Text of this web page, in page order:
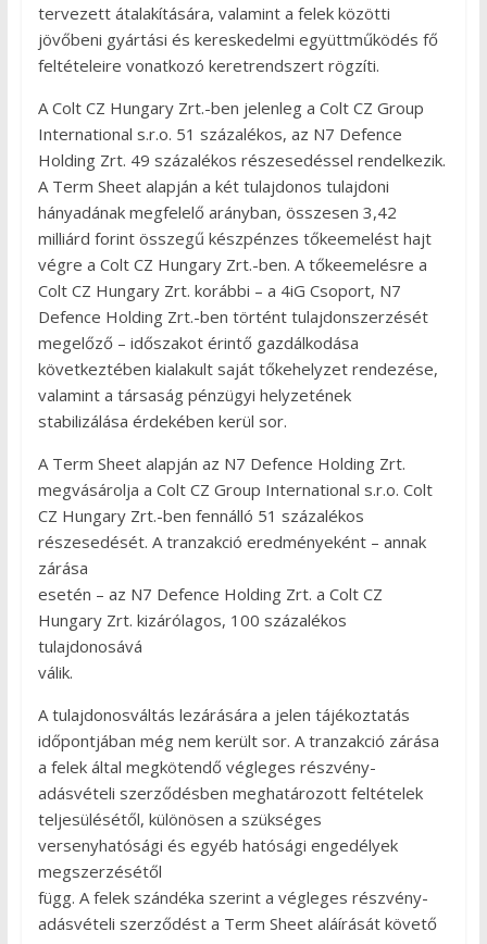
tervezett átalakítására, valamint a felek közötti
jövőbeni gyártási és kereskedelmi együttműködés fő
feltételeire vonatkozó keretrendszert rögzíti.
A Colt CZ Hungary Zrt.-ben jelenleg a Colt CZ Group
International s.r.o. 51 százalékos, az N7 Defence
Holding Zrt. 49 százalékos részesedéssel rendelkezik.
A Term Sheet alapján a két tulajdonos tulajdoni
hányadának megfelelő arányban, összesen 3,42
milliárd forint összegű készpénzes tőkeemelést hajt
végre a Colt CZ Hungary Zrt.-ben. A tőkeemelésre a
Colt CZ Hungary Zrt. korábbi – a 4iG Csoport, N7
Defence Holding Zrt.-ben történt tulajdonszerzését
megelőző – időszakot érintő gazdálkodása
következtében kialakult saját tőkehelyzet rendezése,
valamint a társaság pénzügyi helyzetének
stabilizálása érdekében kerül sor.
A Term Sheet alapján az N7 Defence Holding Zrt.
megvásárolja a Colt CZ Group International s.r.o. Colt
CZ Hungary Zrt.-ben fennálló 51 százalékos
részesedését. A tranzakció eredményeként – annak
zárása
esetén – az N7 Defence Holding Zrt. a Colt CZ
Hungary Zrt. kizárólagos, 100 százalékos
tulajdonosává
válik.
A tulajdonosváltás lezárására a jelen tájékoztatás
időpontjában még nem került sor. A tranzakció zárása
a felek által megkötendő végleges részvény-
adásvételi szerződésben meghatározott feltételek
teljesülésétől, különösen a szükséges
versenyhatósági és egyéb hatósági engedélyek
megszerzésétől
függ. A felek szándéka szerint a végleges részvény-
adásvételi szerződést a Term Sheet aláírását követő